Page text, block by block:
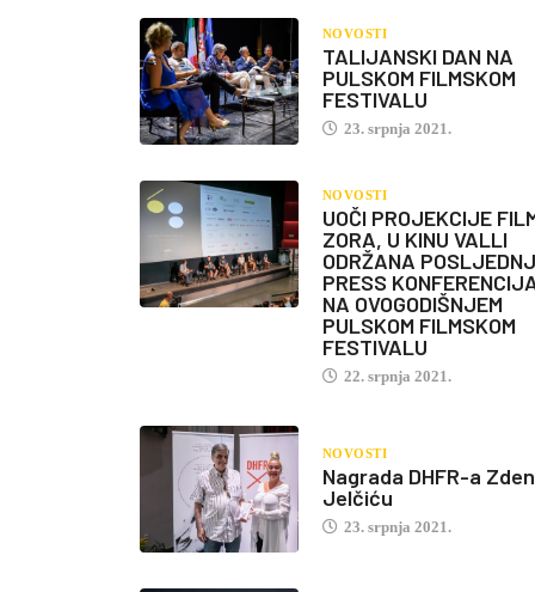
NOVOSTI
TALIJANSKI DAN NA
PULSKOM FILMSKOM
FESTIVALU
23. srpnja 2021.
NOVOSTI
UOČI PROJEKCIJE
ZORA, U KINU VALLI
ODRŽANA
PRESS
NA OVOGODIŠNJEM
PULSKOM FILMSKOM
FESTIVALU
22. srpnja 2021.
NOVOSTI
Nagrada DHFR-a
Jelčiću
23. srpnja 2021.